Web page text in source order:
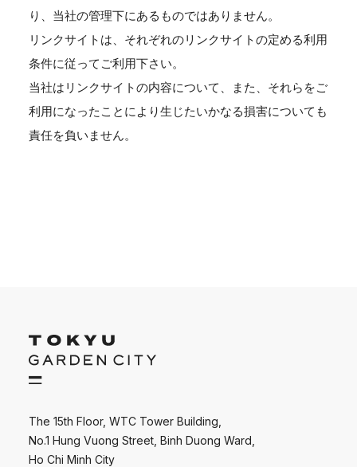
り、当社の管理下にあるものではありません。
リンクサイトは、それぞれのリンクサイトの定める利用
条件に従ってご利用下さい。
当社はリンクサイトの内容について、また、それらをご
利用になったことにより生じたいかなる損害についても
責任を負いません。
The 15th Floor, WTC Tower Building,
No.1 Hung Vuong Street, Binh Duong Ward,
Ho Chi Minh City